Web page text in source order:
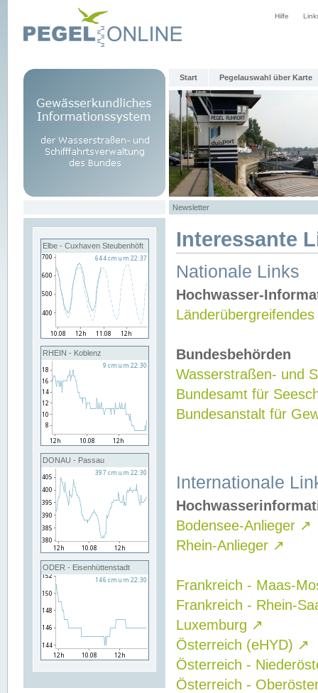
Hilfe
Start Pegelauswahl über Karte
Newsletter
Elbe - Cuxhaven Steubenhöft
RHEIN - Koblenz
DONAU - Passau
ODER - Eisenhüttenstadt
Interessante
Nationale Links
Hochwasser-
Bundesbehörden
Wasserstraßen- und
Bundesamt für
Bundesanstalt für
Internationale
Bodensee-Anlieger ↗
Rhein-Anlieger ↗
Frankreich - Maas-
Frankreich - Rhein-
Luxemburg ↗
Österreich (eHYD) ↗
Österreich -
Österreich -